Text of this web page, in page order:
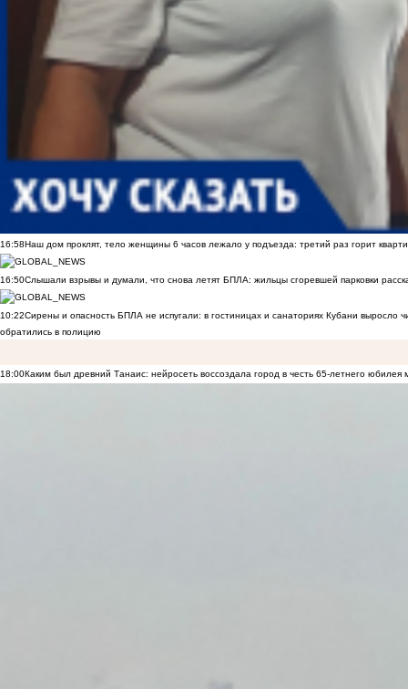
16:58Наш дом проклят, тело женщины 6 часов лежало у подъезда: третий раз горит
16:50Слышали взрывы и думали, что снова летят БПЛА: жильцы сгоревшей парковки
10:22Сирены и опасность БПЛА не испугали: в гостиницах и санаториях Кубани выросло
обратились в полицию
18:00Каким был древний Танаис: нейросеть воссоздала город в честь 65-летнего юбилея